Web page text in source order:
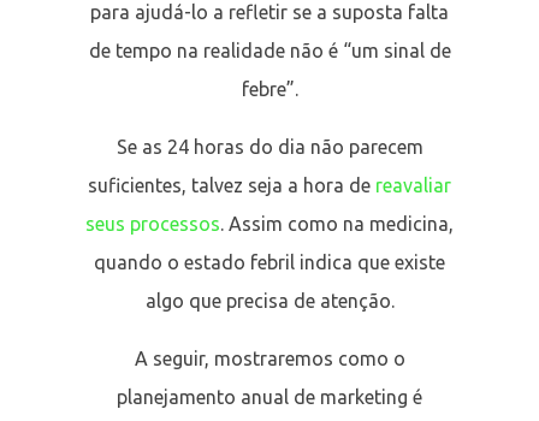
para ajudá-lo a refletir se a suposta falta
de tempo na realidade não é “um sinal de
febre”.
Se as 24 horas do dia não parecem
suficientes, talvez seja a hora de reavaliar
seus processos. Assim como na medicina,
quando o estado febril indica que existe
algo que precisa de atenção.
A seguir, mostraremos como o
planejamento anual de marketing é